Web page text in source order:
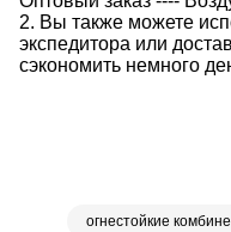
2. Вы также можете
экспедитора или
сэкономить немного
огнестойкие